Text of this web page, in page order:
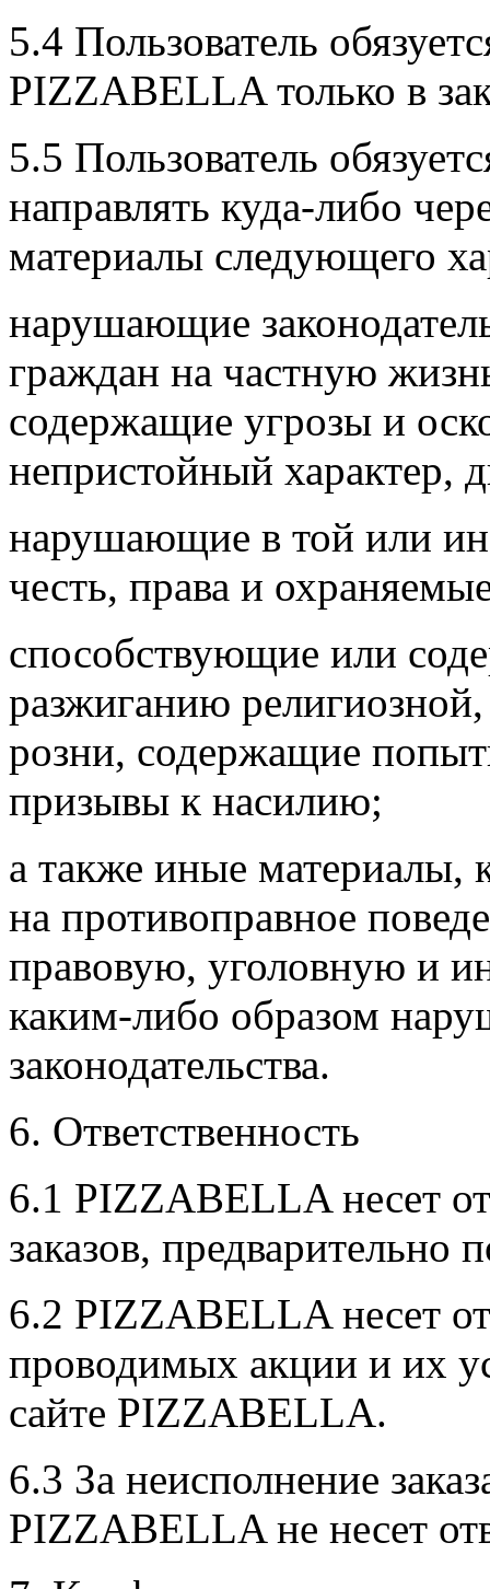
5.4 Пользователь
PIZZABELLA только в
5.5 Пользователь
направлять куда-либо
материалы следующего
нарушающие
граждан на частную
содержащие угрозы и
непристойный характер,
нарушающие в той или
честь, права и
способствующие или
разжиганию
розни, содержащие
призывы к насилию;
а также иные материалы,
на противоправное
правовую, уголовную и
каким-либо образом
законодательства.
6. Ответственность
6.1 PIZZABELLA несет
заказов,
6.2 PIZZABELLA несет
проводимых акции и их
сайте PIZZABELLA.
6.3 За неисполнение
PIZZABELLA не несет